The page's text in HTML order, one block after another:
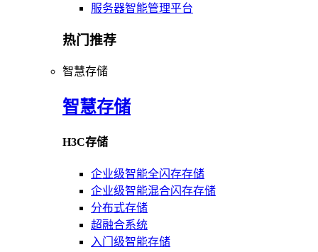
服务器智能管理平台
热门推荐
智慧存储
智慧存储
H3C存储
企业级智能全闪存存储
企业级智能混合闪存存储
分布式存储
超融合系统
入门级智能存储